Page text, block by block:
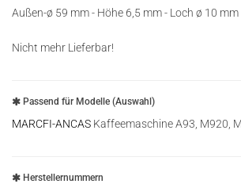
Außen-ø 59 mm - Höhe 6,5 mm - Loch ø 10 mm
Nicht mehr Lieferbar!
Passend für Modelle (Auswahl)
MARCFI-ANCAS Kaffeemaschine A93, M920,
Herstellernummern